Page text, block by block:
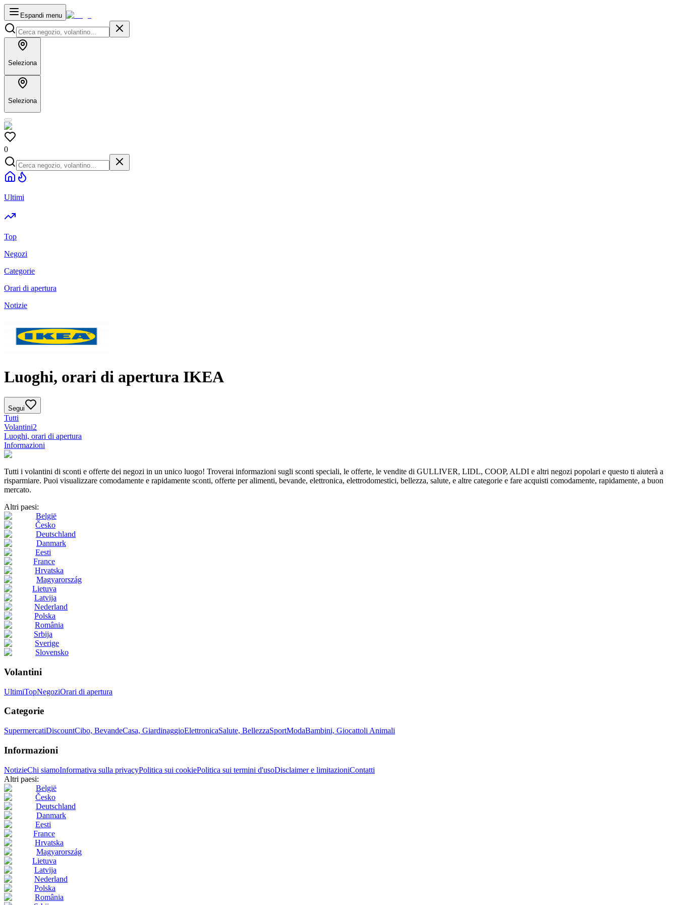
Espandi menu
Seleziona
Seleziona
0
Ultimi
Top
Negozi
Categorie
Orari di apertura
Notizie
Luoghi, orari di apertura IKEA
Segui
Tutti
Volantini2
Luoghi, orari di apertura
Informazioni
Tutti i volantini di sconti e offerte dei negozi in un unico luogo! Troverai informazioni sugli sconti speciali, le offerte, le vendite di GULLIVER, LIDL, COOP, ALDI e altri negozi popolari e questo ti aiuterà a
risparmiare. Puoi visualizzare comodamente e rapidamente sconti, offerte per alimenti, bevande, elettronica, elettrodomestici, bellezza, salute, e altre categorie e fare acquisti comodamente, rapidamente, a buon
mercato.
Altri paesi:
België
Česko
Deutschland
Danmark
Eesti
France
Hrvatska
Magyarország
Lietuva
Latvija
Nederland
Polska
România
Srbija
Sverige
Slovensko
Volantini
UltimiTopNegoziOrari di apertura
Categorie
SupermercatiDiscountCibo, BevandeCasa, GiardinaggioElettronicaSalute, BellezzaSportModaBambini, Giocattoli Animali
Informazioni
NotizieChi siamoInformativa sulla privacyPolitica sui cookiePolitica sui termini d'usoDisclaimer e limitazioniContatti
Altri paesi:
België
Česko
Deutschland
Danmark
Eesti
France
Hrvatska
Magyarország
Lietuva
Latvija
Nederland
Polska
România